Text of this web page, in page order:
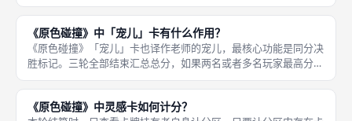
分数，此时宠儿卡需要立刻传递给本轮并列之中没有持有卡牌的玩
家。卡牌传递规则鼓励玩家制造并列局势，改变决胜权归属。 如
果本轮没
《原色碰撞》中「宠儿」卡有什么作用？
《原色碰撞》「宠儿」卡也译作老师的宠儿，最核心功能是同分决
胜标记。三轮全部结束汇总总分，如果两名或者多名玩家最高分相
同，持有宠儿卡的玩家直接取胜。 除此之外，在每轮公共计分卡
牌出现多人并列平分分数时，宠儿卡持有者拥有优先权，部分变体
规则可调
《原色碰撞》中灵感卡如何计分？